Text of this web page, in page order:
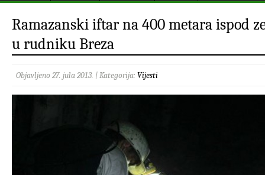
Ramazanski iftar na 400 metara ispod
u rudniku Breza
Objavljeno 27. jula 2013. | Kategorija: Vijesti